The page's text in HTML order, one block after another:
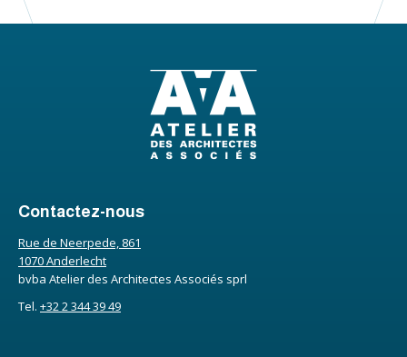
Contactez-nous
Rue de Neerpede, 861
1070 Anderlecht
bvba Atelier des Architectes Associés sprl
Tel. +32 2 344 39 49